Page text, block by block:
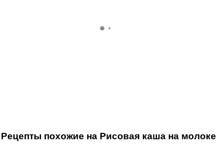
Рецепты похожие на Рисовая каша на молоке